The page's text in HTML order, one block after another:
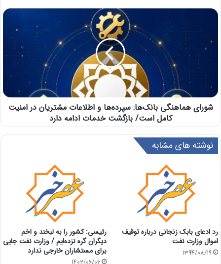
شورای هماهنگی بانک‌ها: سپرده‌ها و اطلاعات مشتریان در امنیت
کامل است/ بازگشت خدمات ادامه دارد
نوشته های مشابه
رد ادعای بابک زنجانی درباره توقیف
اموال وزارت نفت
1394/08/19
رئیسی: کشور را به لبخند و اخم
دیگران گره نزده‌ایم / وزارت نفت جایی
برای مستشاران خارجی ندارد